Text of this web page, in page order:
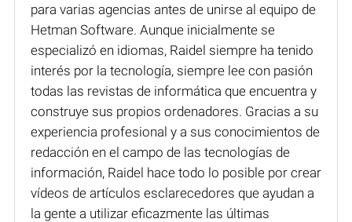
para varias agencias antes de unirse al equipo de
Hetman Software. Aunque inicialmente se
especializó en idiomas, Raidel siempre ha tenido
interés por la tecnología, siempre lee con pasión
todas las revistas de informática que encuentra y
construye sus propios ordenadores. Gracias a su
experiencia profesional y a sus conocimientos de
redacción en el campo de las tecnologías de
información, Raidel hace todo lo posible por crear
vídeos de artículos esclarecedores que ayudan a
la gente a utilizar eficazmente las últimas